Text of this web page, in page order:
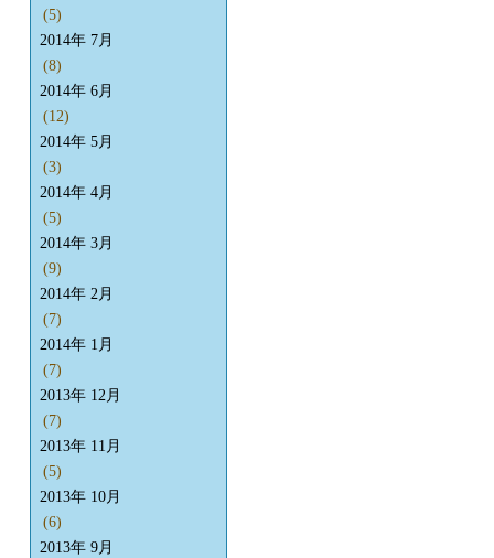
(5)
2014年 7月
(8)
2014年 6月
(12)
2014年 5月
(3)
2014年 4月
(5)
2014年 3月
(9)
2014年 2月
(7)
2014年 1月
(7)
2013年 12月
(7)
2013年 11月
(5)
2013年 10月
(6)
2013年 9月